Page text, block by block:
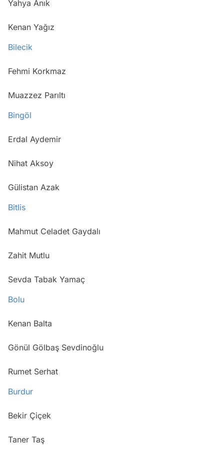
Yahya Anık
Kenan Yağız
Bilecik
Fehmi Korkmaz
Muazzez Parıltı
Bingöl
Erdal Aydemir
Nihat Aksoy
Gülistan Azak
Bitlis
Mahmut Celadet Gaydalı
Zahit Mutlu
Sevda Tabak Yamaç
Bolu
Kenan Balta
Gönül Gölbaş Sevdinoğlu
Rumet Serhat
Burdur
Bekir Çiçek
Taner Taş